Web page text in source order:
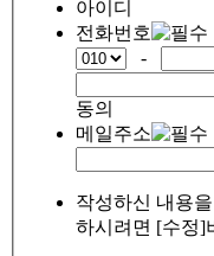
아이디
전화번호
-
동의
메일주소
작성하신 내용
하시려면 [수정]